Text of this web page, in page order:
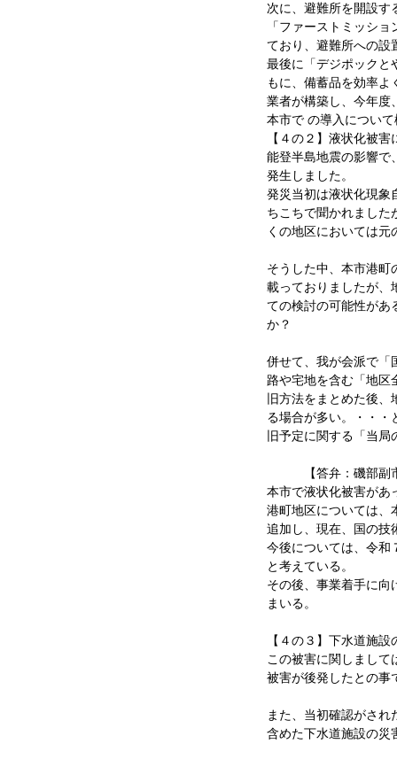
次に、避難所を開設
「ファーストミッシ
ており、避難所への設
最後に「デジポックと
もに、備蓄品を効率よ
業者が構築し、今年度
本市で の導入につい
【４の２】液状化被
能登半島地震の影響
発生しました。
発災当初は液状化現
ちこちで聞かれました
くの地区においては
そうした中、本市港町
載っておりましたが
ての検討の可能性が
か？
併せて、我が会派で
路や宅地を含む「地区
旧方法をまとめた後
る場合が多い。・・・
旧予定に関する「当
【答弁：磯部副
本市で液状化被害が
港町地区については、
追加し、現在、国の技
今後については、令和
と考えている。
その後、事業着手に
まいる。
【４の３】下水道施
この被害に関しまして
被害が後発したとの事
また、当初確認がさ
含めた下水道施設の災